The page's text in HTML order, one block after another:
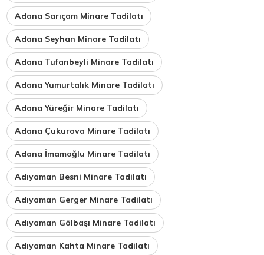
Adana Sarıçam Minare Tadilatı
Adana Seyhan Minare Tadilatı
Adana Tufanbeyli Minare Tadilatı
Adana Yumurtalık Minare Tadilatı
Adana Yüreğir Minare Tadilatı
Adana Çukurova Minare Tadilatı
Adana İmamoğlu Minare Tadilatı
Adıyaman Besni Minare Tadilatı
Adıyaman Gerger Minare Tadilatı
Adıyaman Gölbaşı Minare Tadilatı
Adıyaman Kahta Minare Tadilatı